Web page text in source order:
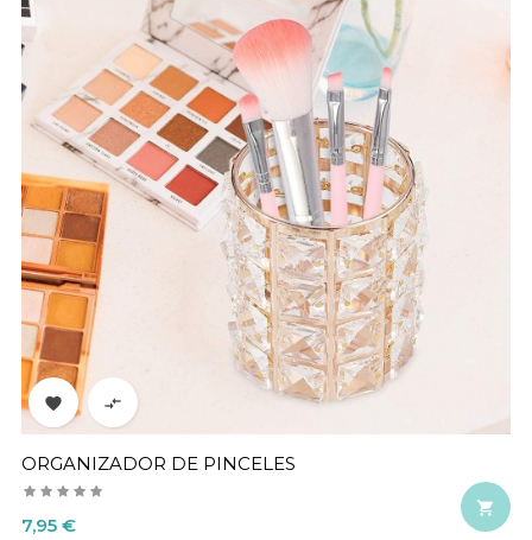
 
ORGANIZADOR DE PINCELES
Precio
7,95 €
